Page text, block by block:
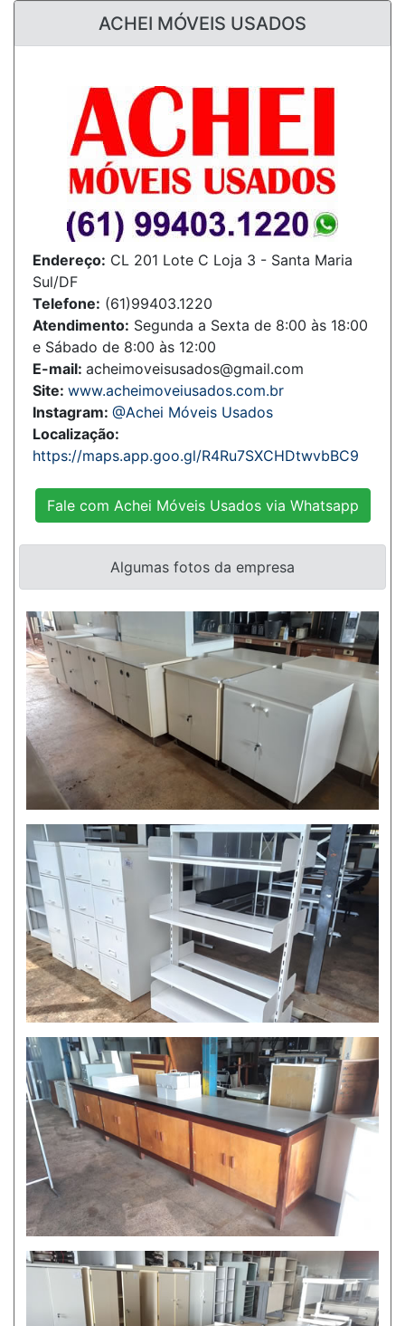
ACHEI MÓVEIS USADOS
Endereço: CL 201 Lote C Loja 3 - Santa Maria
Sul/DF
Telefone: (61)99403.1220
Atendimento: Segunda a Sexta de 8:00 às 18:00
e Sábado de 8:00 às 12:00
E-mail: acheimoveisusados@gmail.com
Site: www.acheimoveiusados.com.br
Instagram: @Achei Móveis Usados
Localização:
https://maps.app.goo.gl/R4Ru7SXCHDtwvbBC9
Fale com Achei Móveis Usados via Whatsapp
Algumas fotos da empresa